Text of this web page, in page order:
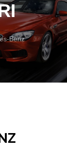
Benz